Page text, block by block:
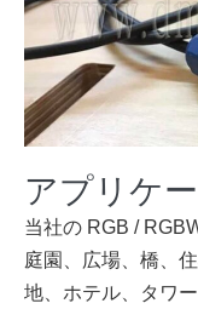
アプリケ
当社の RGB /
庭園、広場、橋、
地、ホテル、タワ